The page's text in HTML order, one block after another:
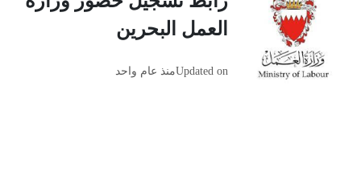
العمل البحرين
Updated onمنذ عام واحد